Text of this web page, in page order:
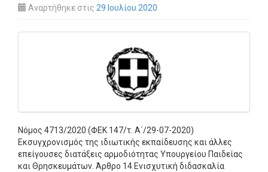
Αναρτήθηκε στις 29 Ιουλίου 2020
Νόμος 4713/2020 (ΦΕΚ 147/τ. Α΄/29-07-2020)
Εκσυγχρονισμός της ιδιωτικής εκπαίδευσης και άλλες
επείγουσες διατάξεις αρμοδιότητας Υπουργείου Παιδείας
και Θρησκευμάτων. Άρθρο 14 Ενισχυτική διδασκαλία